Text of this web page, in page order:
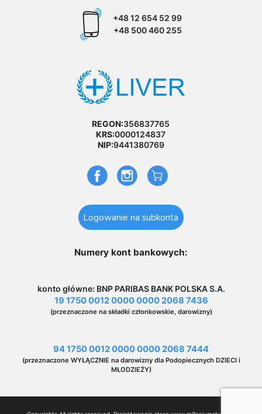
+48 12 654 52 99
+48 500 460 255
REGON:356837765
KRS:0000124837
NIP:9441380769
Logowanie na subkonta
Numery kont bankowych:
konto główne: BNP PARIBAS BANK POLSKA S.A.
19 1750 0012 0000 0000 2068 7436
(przeznaczone na składki członkowskie, darowizny)
94 1750 0012 0000 0000 2068 7444
(przeznaczone WYŁĄCZNIE na darowizny dla Podopiecznych DZIECI i
MŁODZIEŻY)